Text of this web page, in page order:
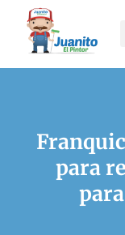
para